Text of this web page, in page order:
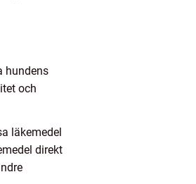
hundens
och
läkemedel
direkt